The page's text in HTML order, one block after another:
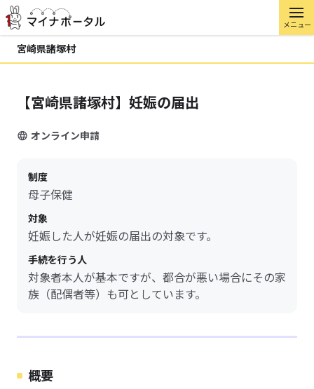
メニュー
宮崎県諸塚村
【宮崎県諸塚村】妊娠の届出
オンライン申請
制度
母子保健
対象
妊娠した人が妊娠の届出の対象です。
手続を行う人
対象者本人が基本ですが、都合が悪い場合にその家
族（配偶者等）も可としています。
概要